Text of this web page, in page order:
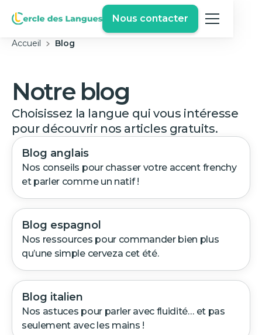
Nous contacter
Accueil Blog
Notre blog
Choisissez la langue qui vous intéresse
pour découvrir nos articles gratuits.
Blog anglais
Nos conseils pour chasser votre accent frenchy
et parler comme un natif !
Blog espagnol
Nos ressources pour commander bien plus
qu’une simple cerveza cet été.
Blog italien
Nos astuces pour parler avec fluidité… et pas
seulement avec les mains !